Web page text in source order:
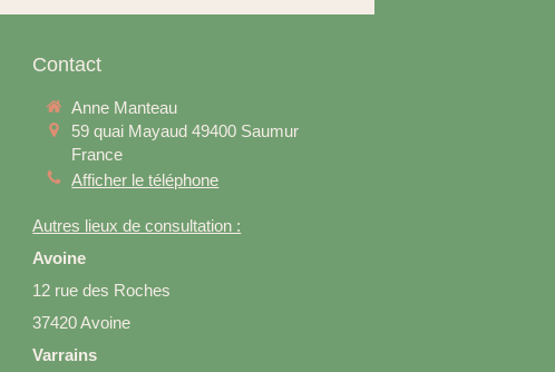
Contact
Anne Manteau
59 quai Mayaud 49400 Saumur
France
Afficher le téléphone
Autres lieux de consultation :
Avoine
12 rue des Roches
37420 Avoine
Varrains